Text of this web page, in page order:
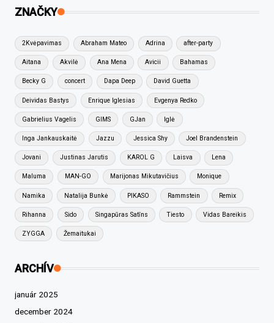
ZNAČKY
2Kvėpavimas Abraham Mateo Adrina after-party
Aitana Akvilė Ana Mena Avicii Bahamas
Becky G concert Dapa Deep David Guetta
Deividas Bastys Enrique Iglesias Evgenya Redko
Gabrielius Vagelis GIMS GJan Iglė
Inga Jankauskaitė Jazzu Jessica Shy Joel Brandenstein
Jovani Justinas Jarutis KAROL G Laisva Lena
Maluma MAN-GO Marijonas Mikutavičius Monique
Namika Natalija Bunkė PIKASO Rammstein Remix
Rihanna Sido Singapūras Satīns Tiesto Vidas Bareikis
ZYGGA Žemaitukai
ARCHÍV
január 2025
december 2024